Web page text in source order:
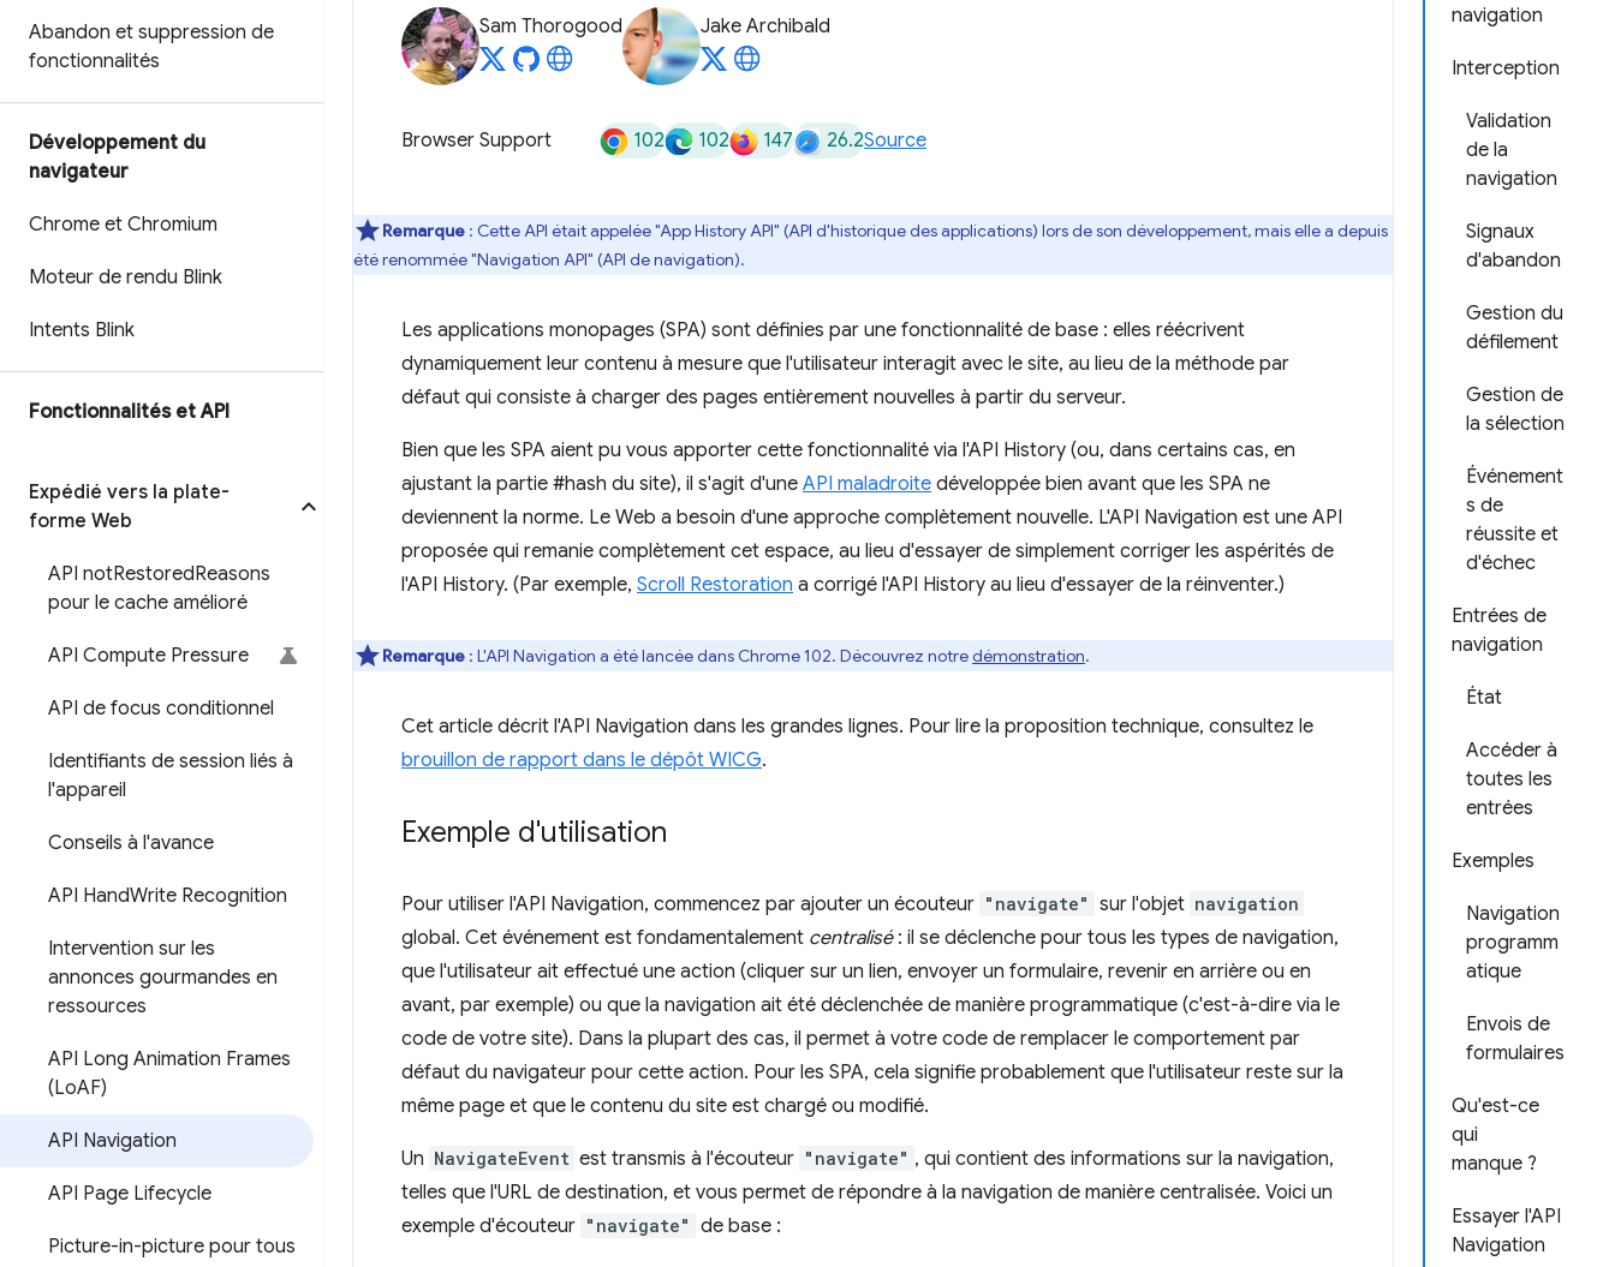
Abandon et suppression de
fonctionnalités
Développement du
navigateur
Chrome et Chromium
Moteur de rendu Blink
Intents Blink
Fonctionnalités et API
Expédié vers la plate-
forme Web
API notRestoredReasons
pour le cache amélioré
API Compute Pressure
API de focus conditionnel
Identifiants de session liés à
l'appareil
Conseils à l'avance
API HandWrite Recognition
Intervention sur les
annonces gourmandes en
ressources
API Long Animation Frames
(LoAF)
API Navigation
API Page Lifecycle
Picture-in-picture pour tous
navigation
Interception
Validation
de la
navigation
Signaux
d'abandon
Gestion du
défilement
Gestion de
la sélection
Événement
s de
réussite et
d'échec
Entrées de
navigation
État
Accéder à
toutes les
entrées
Exemples
Navigation
programm
atique
Envois de
formulaires
Qu'est-ce
qui
manque ?
Essayer l'API
Navigation
Sam Thorogood Jake Archibald
Browser Support 102 102 147 26.2Source
Remarque : Cette API était appelée "App History API" (API d'historique des applications) lors de son développement, mais elle a depuis
été renommée "Navigation API" (API de navigation).
Les applications monopages (SPA) sont définies par une fonctionnalité de base : elles réécrivent
dynamiquement leur contenu à mesure que l'utilisateur interagit avec le site, au lieu de la méthode par
défaut qui consiste à charger des pages entièrement nouvelles à partir du serveur.
Bien que les SPA aient pu vous apporter cette fonctionnalité via l'API History (ou, dans certains cas, en
ajustant la partie #hash du site), il s'agit d'une API maladroite développée bien avant que les SPA ne
deviennent la norme. Le Web a besoin d'une approche complètement nouvelle. L'API Navigation est une API
proposée qui remanie complètement cet espace, au lieu d'essayer de simplement corriger les aspérités de
l'API History. (Par exemple, Scroll Restoration a corrigé l'API History au lieu d'essayer de la réinventer.)
Remarque : L'API Navigation a été lancée dans Chrome 102. Découvrez notredémonstration.
Cet article décrit l'API Navigation dans les grandes lignes. Pour lire la proposition technique, consultez le
brouillon de rapport dans le dépôt WICG.
Exemple d'utilisation
Pour utiliser l'API Navigation, commencez par ajouter un écouteur "navigate" sur l'objet navigation
global. Cet événement est fondamentalement centralisé: il se déclenche pour tous les types de navigation,
que l'utilisateur ait effectué une action (cliquer sur un lien, envoyer un formulaire, revenir en arrière ou en
avant, par exemple) ou que la navigation ait été déclenchée de manière programmatique (c'est-à-dire via le
code de votre site). Dans la plupart des cas, il permet à votre code de remplacer le comportement par
défaut du navigateur pour cette action. Pour les SPA, cela signifie probablement que l'utilisateur reste sur la
même page et que le contenu du site est chargé ou modifié.
Un NavigateEvent est transmis à l'écouteur "navigate" , qui contient des informations sur la navigation,
telles que l'URL de destination, et vous permet de répondre à la navigation de manière centralisée. Voici un
exemple d'écouteur "navigate" de base :